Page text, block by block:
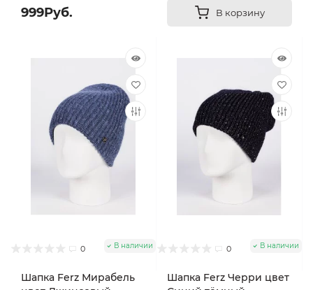
999Руб. В корзину
0 В наличии
Шапка Ferz Мирабель
0 В наличии
Шапка Ferz Черри цвет